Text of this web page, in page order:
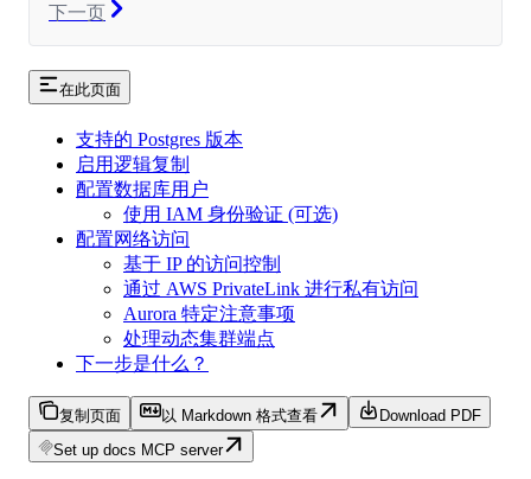
下一页
在此页面
支持的 Postgres 版本
启用逻辑复制
配置数据库用户
使用 IAM 身份验证 (可选)
配置网络访问
基于 IP 的访问控制
通过 AWS PrivateLink 进行私有访问
Aurora 特定注意事项
处理动态集群端点
下一步是什么？
复制页面 以 Markdown 格式查看
Download PDF
Set up docs MCP server